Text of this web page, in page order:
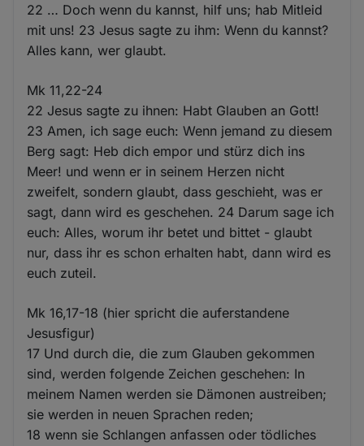
22 … Doch wenn du kannst, hilf uns; hab Mitleid
mit uns! 23 Jesus sagte zu ihm: Wenn du kannst?
Alles kann, wer glaubt.
Mk 11,22-24
22 Jesus sagte zu ihnen: Habt Glauben an Gott!
23 Amen, ich sage euch: Wenn jemand zu diesem
Berg sagt: Heb dich empor und stürz dich ins
Meer! und wenn er in seinem Herzen nicht
zweifelt, sondern glaubt, dass geschieht, was er
sagt, dann wird es geschehen. 24 Darum sage ich
euch: Alles, worum ihr betet und bittet - glaubt
nur, dass ihr es schon erhalten habt, dann wird es
euch zuteil.
Mk 16,17-18 (hier spricht die auferstandene
Jesusfigur)
17 Und durch die, die zum Glauben gekommen
sind, werden folgende Zeichen geschehen: In
meinem Namen werden sie Dämonen austreiben;
sie werden in neuen Sprachen reden;
18 wenn sie Schlangen anfassen oder tödliches